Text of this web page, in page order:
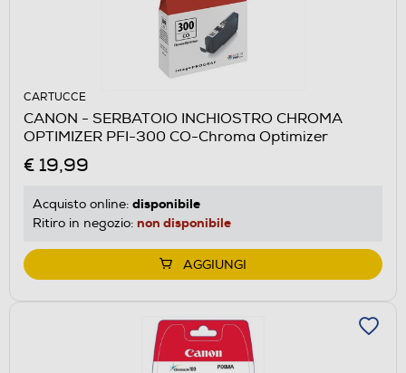
CARTUCCE
CANON - SERBATOIO INCHIOSTRO CHROMA
OPTIMIZER PFI-300 CO-Chroma Optimizer
€ 19,99
Acquisto online: disponibile
Ritiro in negozio: non disponibile
AGGIUNGI